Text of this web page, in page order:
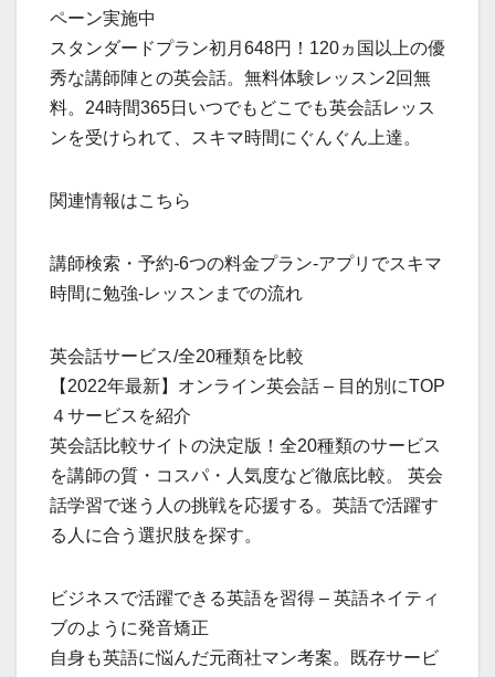
ペーン実施中
スタンダードプラン初月648円！120ヵ国以上の優
秀な講師陣との英会話。無料体験レッスン2回無
料。24時間365日いつでもどこでも英会話レッス
ンを受けられて、スキマ時間にぐんぐん上達。
関連情報はこちら
講師検索・予約-6つの料金プラン-アプリでスキマ
時間に勉強-レッスンまでの流れ
英会話サービス/全20種類を比較
【2022年最新】オンライン英会話 – 目的別にTOP
４サービスを紹介
英会話比較サイトの決定版！全20種類のサービス
を講師の質・コスパ・人気度など徹底比較。 英会
話学習で迷う人の挑戦を応援する。英語で活躍す
る人に合う選択肢を探す。
ビジネスで活躍できる英語を習得 – 英語ネイティ
ブのように発音矯正
自身も英語に悩んだ元商社マン考案。既存サービ